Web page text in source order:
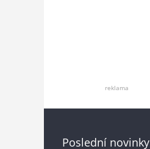
reklama
Poslední novinky